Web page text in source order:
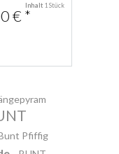
Inhalt 1 Stück
€ *
Pfiffig